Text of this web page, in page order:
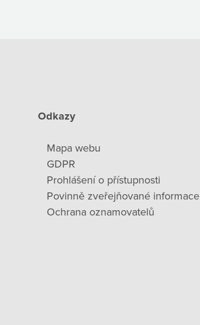
Odkazy
Mapa webu
GDPR
Prohlášení o přístupnosti
Povinně zveřejňované informace
Ochrana oznamovatelů